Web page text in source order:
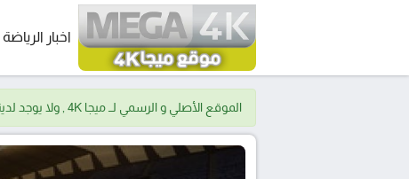
اخبار الرياضة
الموقع الأصلي و الرسمي لــ ميجا 4K , ولا يوجد لدينا موقع اخر.